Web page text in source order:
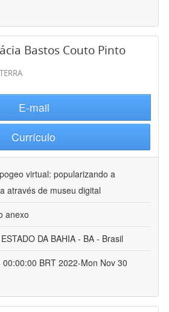
Bastos Couto Pinto
E-mail
Currículo
virtual: popularizando a
através de museu digital
anexo
ESTADO DA BAHIA - BA - Brasil
00:00:00 BRT 2022-Mon Nov 30